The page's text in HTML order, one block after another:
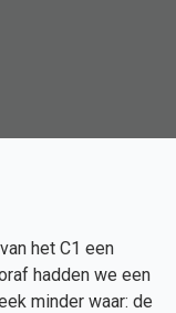
het C1 een
hadden we een
minder waar: de